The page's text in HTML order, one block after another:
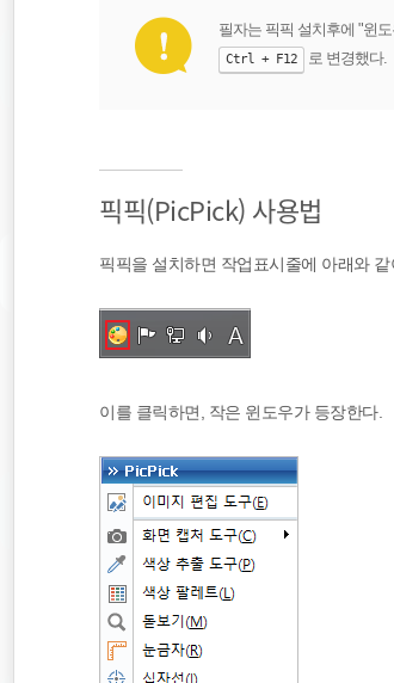
필자는 픽픽 설치후에 "윈
Ctrl + F12 로 변경했다.
픽픽(PicPick) 사용법
픽픽을 설치하면 작업표시줄에 아래와 같
이를 클릭하면, 작은 윈도우가 등장한다.